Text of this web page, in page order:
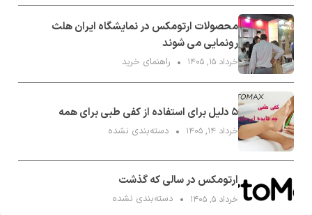
محصولات ارتومکس در نمایشگاه ایران هلث
رونمایی می شوند
خرداد ۱۵, ۱۴۰۵ راهنمای خرید
۵ دلیل برای استفاده از کفی طبی برای همه
خرداد ۱۴, ۱۴۰۵ دسته‌بندی نشده
ارتومکس در سالی که گذشت
خرداد ۵, ۱۴۰۵ دسته‌بندی نشده